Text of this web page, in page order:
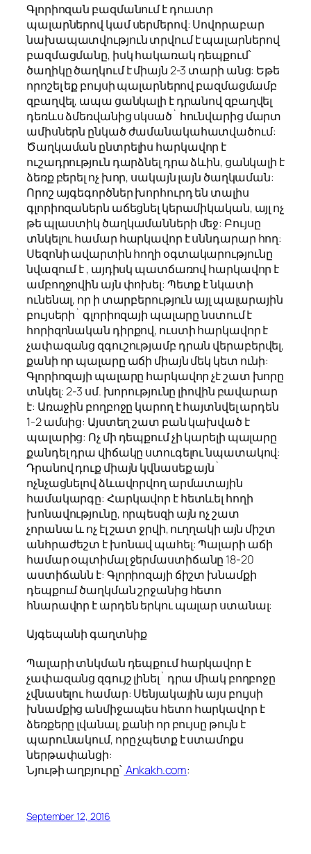
Գլորիոզան բազմանում է դուստր
պալարներով կամ սերմերով: Սովորաբար
նախապատվություն տրվում է պալարներով
բազմացմանը, իսկ հակառակ դեպքում՝
ծաղիկը ծաղկում է միայն 2-3 տարի անց: Եթե
որոշել եք բույսի պալարներով բազմացմամբ
զբաղվել, ապա ցանկալի է դրանով զբաղվել
դեռևս ձմեռվանից սկսած` հունվարից մարտ
ամիսներն ընկած ժամանակահատվածում:
Ծաղկաման ընտրելիս հարկավոր է
ուշադրություն դարձնել դրա ձևին, ցանկալի է
ձեռք բերել ոչ խոր, սակայն լայն ծաղկաման:
Որոշ այգեգործներ խորհուրդ են տալիս
գլորիոզաներն աճեցնել կերամիկական, այլ ոչ
թե պլաստիկ ծաղկամանների մեջ: Բույսը
տնկելու համար հարկավոր է սննդարար հող:
Սեզոնի ավարտին հողի օգտակարությունը
նվազում է , այդիսկ պատճառով հարկավոր է
ամբողջովին այն փոխել: Պետք է նկատի
ունենալ, որ ի տարբերություն այլ պալարային
բույսերի` գլորիոզայի պալարը նստում է
հորիզոնական դիրքով, ուստի հարկավոր է
չափազանց զգուշությամբ դրան վերաբերվել,
քանի որ պալարը աճի միայն մեկ կետ ունի:
Գլորիոզայի պալարը հարկավոր չէ շատ խորը
տնկել: 2-3 սմ. խորությունը լիովին բավարար
է: Առաջին բողբոջը կարող է հայտնվել արդեն
1-2 ամսից: Այստեղ շատ բան կախված է
պալարից: Ոչ մի դեպքում չի կարելի պալարը
քանդել դրա վիճակը ստուգելու նպատակով:
Դրանով դուք միայն կվնասեք այն`
ոչնչացնելով ձևավորվող արմատային
համակարգը: Հարկավոր է հետևել հողի
խոնավությունը, որպեսզի այն ոչ շատ
չորանա և ոչ էլ շատ ջրվի, ուղղակի այն միշտ
անհրաժեշտ է խոնավ պահել: Պալարի աճի
համար օպտիմալ ջերմաստիճանը 18-20
աստիճանն է: Գլորիոզայի ճիշտ խնամքի
դեպքում ծաղկման շրջանից հետո
հնարավոր է արդեն երկու պալար ստանալ:
Այգեպանի գաղտնիք
Պալարի տնկման դեպքում հարկավոր է
չափազանց զգույշ լինել` դրա միակ բողբոջը
չվնասելու համար: Սենյակային այս բույսի
խնամքից անմիջապես հետո հարկավոր է
ձեռքերը լվանալ, քանի որ բույսը թույն է
պարունակում, որը չպետք է ստամոքս
ներթափանցի:
Նյութի աղբյուրը՝ Ankakh.com:
September 12, 2016